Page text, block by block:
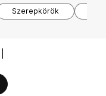
Szerepkörök